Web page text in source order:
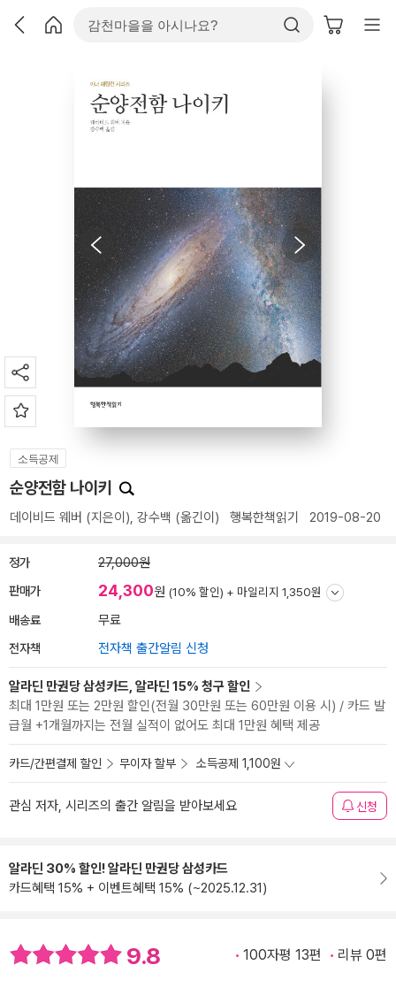
소득공제
순양전함 나이키
데이비드 웨버 (지은이), 강수백 (옮긴이) 행복한책읽기 2019-08-20
정가 27,000원
판매가 24,300원 (10% 할인) + 마일리지 1,350원
배송료 무료
전자책 전자책 출간알림 신청
알라딘 만권당 삼성카드, 알라딘 15% 청구 할인
최대 1만원 또는 2만원 할인(전월 30만원 또는 60만원 이용 시) / 카드 발
급월 +1개월까지는 전월 실적이 없어도 최대 1만원 혜택 제공
카드/간편결제 할인 무이자 할부 소득공제 1,100원
관심 저자, 시리즈의 출간 알림을 받아보세요 신청
알라딘 30% 할인! 알라딘 만권당 삼성카드
카드혜택 15% + 이벤트혜택 15% (~2025.12.31)
9.8 100자평 13편 리뷰 0편